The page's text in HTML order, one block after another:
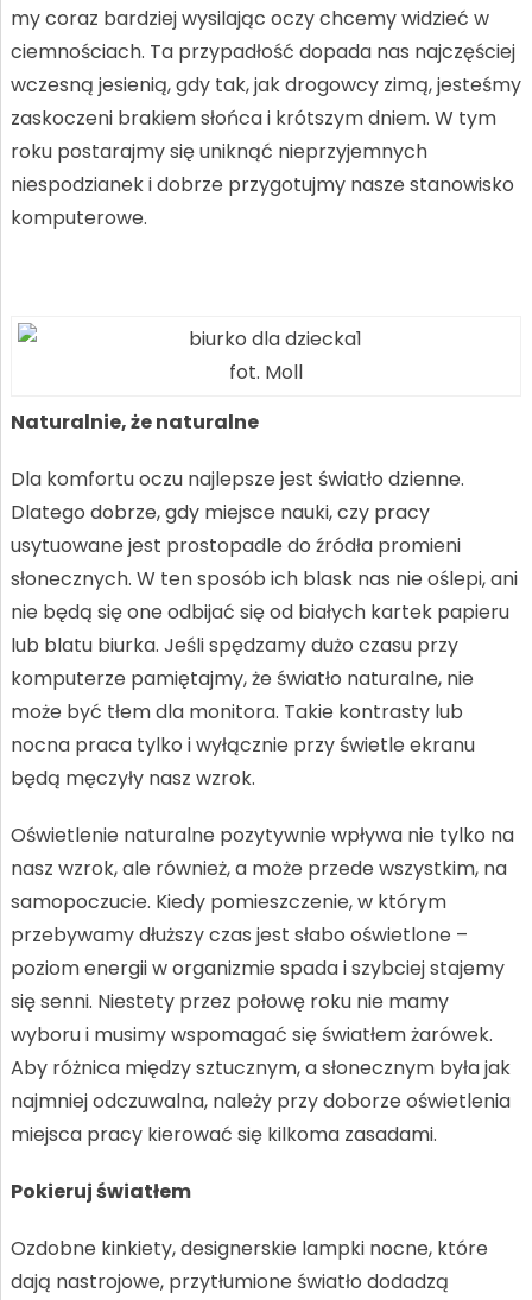
my coraz bardziej wysilając oczy chcemy widzieć w
ciemnościach. Ta przypadłość dopada nas najczęściej
wczesną jesienią, gdy tak, jak drogowcy zimą, jesteśmy
zaskoczeni brakiem słońca i krótszym dniem. W tym
roku postarajmy się uniknąć nieprzyjemnych
niespodzianek i dobrze przygotujmy nasze stanowisko
komputerowe.
fot. Moll
Naturalnie, że naturalne
Dla komfortu oczu najlepsze jest światło dzienne.
Dlatego dobrze, gdy miejsce nauki, czy pracy
usytuowane jest prostopadle do źródła promieni
słonecznych. W ten sposób ich blask nas nie oślepi, ani
nie będą się one odbijać się od białych kartek papieru
lub blatu biurka. Jeśli spędzamy dużo czasu przy
komputerze pamiętajmy, że światło naturalne, nie
może być tłem dla monitora. Takie kontrasty lub
nocna praca tylko i wyłącznie przy świetle ekranu
będą męczyły nasz wzrok.
Oświetlenie naturalne pozytywnie wpływa nie tylko na
nasz wzrok, ale również, a może przede wszystkim, na
samopoczucie. Kiedy pomieszczenie, w którym
przebywamy dłuższy czas jest słabo oświetlone –
poziom energii w organizmie spada i szybciej stajemy
się senni. Niestety przez połowę roku nie mamy
wyboru i musimy wspomagać się światłem żarówek.
Aby różnica między sztucznym, a słonecznym była jak
najmniej odczuwalna, należy przy doborze oświetlenia
miejsca pracy kierować się kilkoma zasadami.
Pokieruj światłem
Ozdobne kinkiety, designerskie lampki nocne, które
dają nastrojowe, przytłumione światło dodadzą